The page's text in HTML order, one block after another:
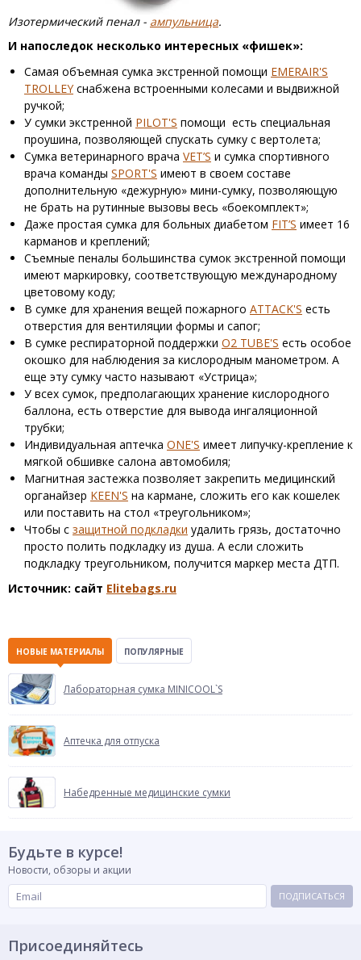
Изотермический пенал - ампульница.
И напоследок несколько интересных «фишек»:
Самая объемная сумка экстренной помощи EMERAIR'S
TROLLEYснабжена встроенными колесами и выдвижной
ручкой;
У сумки экстренной PILOT'S помощи есть специальная
проушина, позволяющей спускать сумку с вертолета;
Сумка ветеринарного врача VET’S и сумка спортивного
врача команды SPORT'S имеют в своем составе
дополнительную «дежурную» мини-сумку, позволяющую
не брать на рутинные вызовы весь «боекомплект»;
Даже простая сумка для больных диабетом FIT’S имеет 16
карманов и креплений;
Съемные пеналы большинства сумок экстренной помощи
имеют маркировку, соответствующую международному
цветовому коду;
В сумке для хранения вещей пожарного ATTACK'S есть
отверстия для вентиляции формы и сапог;
В сумке респираторной поддержки O2 TUBE'S есть особое
окошко для наблюдения за кислородным манометром. А
еще эту сумку часто называют «Устрица»;
У всех сумок, предполагающих хранение кислородного
баллона, есть отверстие для вывода ингаляционной
трубки;
Индивидуальная аптечка ONE'S имеет липучку-крепление к
мягкой обшивке салона автомобиля;
Магнитная застежка позволяет закрепить медицинский
органайзер KEEN'S на кармане, сложить его как кошелек
или поставить на стол «треугольником»;
Чтобы с защитной подкладки удалить грязь, достаточно
просто полить подкладку из душа. А если сложить
подкладку треугольником, получится маркер места ДТП.
Источник: сайт Elitebags.ru
НОВЫЕ МАТЕРИАЛЫ ПОПУЛЯРНЫЕ
Лабораторная сумка MINICOOL`S
Аптечка для отпуска
Набедренные медицинские сумки
Будьте в курсе!
Новости, обзоры и акции
ПОДПИСАТЬСЯ
Присоединяйтесь